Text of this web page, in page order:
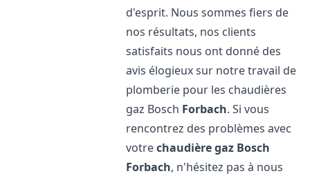
d'esprit. Nous sommes fiers de
nos résultats, nos clients
satisfaits nous ont donné des
avis élogieux sur notre travail de
plomberie pour les chaudières
gaz Bosch Forbach. Si vous
rencontrez des problèmes avec
votrechaudière gaz Bosch
Forbach, n'hésitez pas à nous